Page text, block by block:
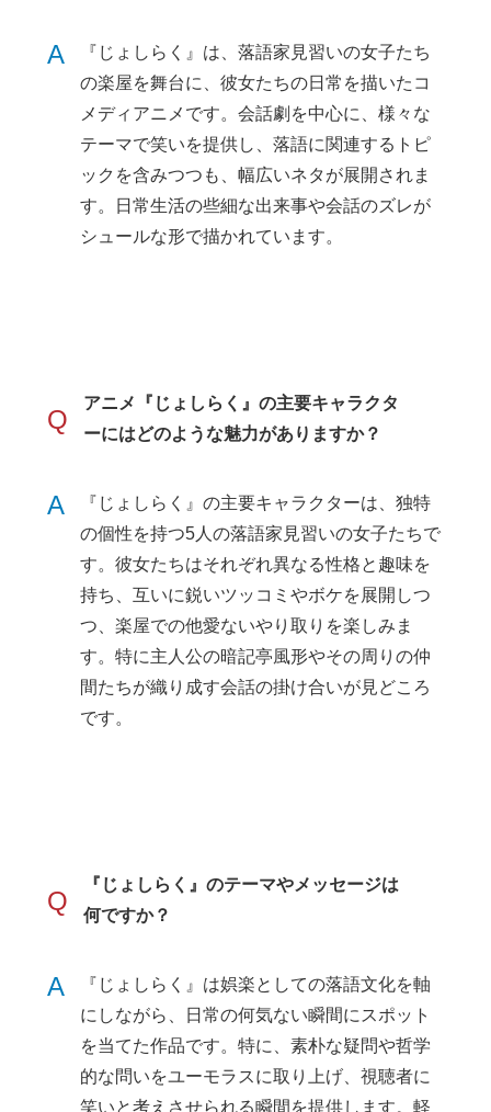
A
『じょしらく』は、落語家見習いの女子たち
の楽屋を舞台に、彼女たちの日常を描いたコ
メディアニメです。会話劇を中心に、様々な
テーマで笑いを提供し、落語に関連するトピ
ックを含みつつも、幅広いネタが展開されま
す。日常生活の些細な出来事や会話のズレが
シュールな形で描かれています。
Q
アニメ『じょしらく』の主要キャラクタ
ーにはどのような魅力がありますか？
A
『じょしらく』の主要キャラクターは、独特
の個性を持つ5人の落語家見習いの女子たちで
す。彼女たちはそれぞれ異なる性格と趣味を
持ち、互いに鋭いツッコミやボケを展開しつ
つ、楽屋での他愛ないやり取りを楽しみま
す。特に主人公の暗記亭風形やその周りの仲
間たちが織り成す会話の掛け合いが見どころ
です。
Q
『じょしらく』のテーマやメッセージは
何ですか？
A
『じょしらく』は娯楽としての落語文化を軸
にしながら、日常の何気ない瞬間にスポット
を当てた作品です。特に、素朴な疑問や哲学
的な問いをユーモラスに取り上げ、視聴者に
笑いと考えさせられる瞬間を提供します。軽